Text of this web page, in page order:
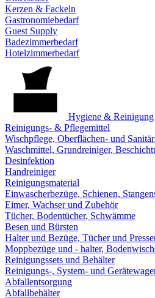
Kerzen & Fackeln
Gastronomiebedarf
Guest Supply
Badezimmerbedarf
Hotelzimmerbedarf
Hygiene & Reinigung
Reinigungs- & Pflegemittel
Wischpflege, Oberflächen- und
Waschmittel, Grundreiniger,
Desinfektion
Handreiniger
Reinigungsmaterial
Einwascherbezüge, Schienen,
Eimer, Wachser und Zubehör
Tücher, Bodentücher, Schwämme
Besen und Bürsten
Halter und Bezüge, Tücher und
Moppbezüge und - halter,
Reinigungssets und Behälter
Reinigungs-, System- und
Abfallentsorgung
Abfallbehälter